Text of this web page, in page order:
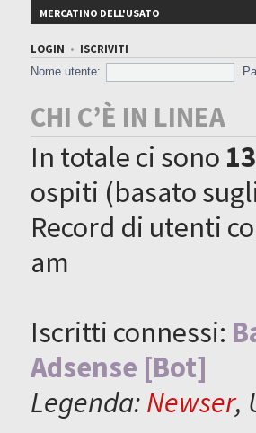
MERCATINO DELL'USATO
LOGIN • ISCRIVITI
Nome utente:
CHI C’È IN LINEA
In totale ci sono
ospiti (basato
Record di utenti
am
Iscritti connessi:
Adsense [Bot]
Legenda:Newser,